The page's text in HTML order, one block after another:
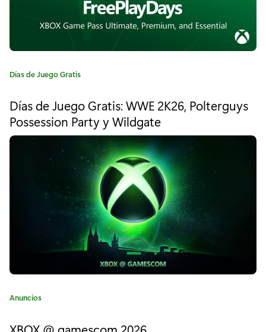
p
s
y
r
u
c
o
s
"
C
e
g
o
Días de Juego Gratis
Días de Juego Gratis: WWE 2K26, Polterguys
Possession Party y Wildgate
C
Anuncios